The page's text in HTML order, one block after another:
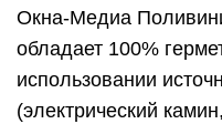
Окна-Медиа
обладает 100%
использовании
(электрический